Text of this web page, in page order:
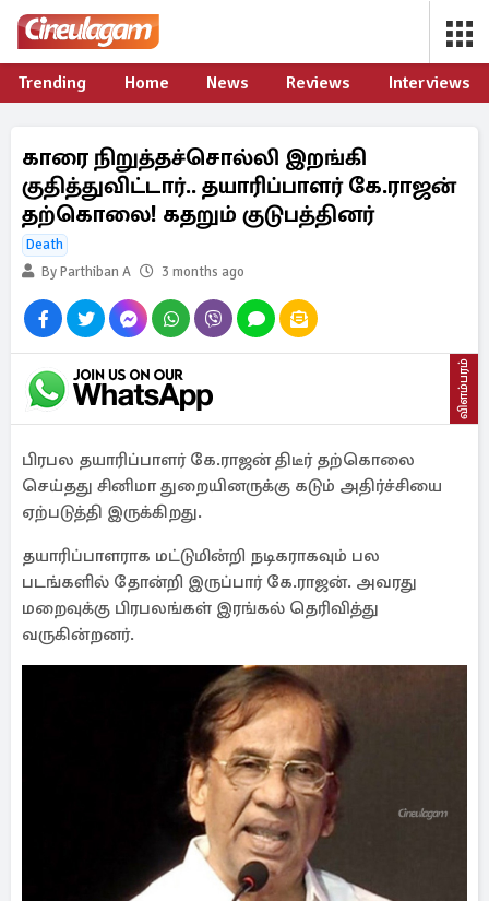
Trending Home News Reviews Interviews
காரை நிறுத்தச்சொல்லி இறங்கி
குதித்துவிட்டார்.. தயாரிப்பாளர் கே.ராஜன்
தற்கொலை! கதறும் குடுபத்தினர்
Death
By Parthiban A
3 months ago
விளம்பரம்
பிரபல தயாரிப்பாளர் கே.ராஜன் திடீர் தற்கொலை
செய்தது சினிமா துறையினருக்கு கடும் அதிர்ச்சியை
ஏற்படுத்தி இருக்கிறது.
தயாரிப்பாளராக மட்டுமின்றி நடிகராகவும் பல
படங்களில் தோன்றி இருப்பார் கே.ராஜன். அவரது
மறைவுக்கு பிரபலங்கள் இரங்கல் தெரிவித்து
வருகின்றனர்.